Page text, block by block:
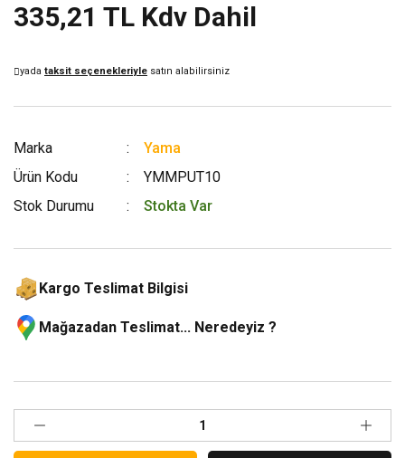
335,21 TL Kdv Dahil
yada taksit seçenekleriyle satın alabilirsiniz
Marka
Yama
Ürün Kodu
YMMPUT10
Stok Durumu
Stokta Var
Kargo Teslimat Bilgisi
Mağazadan Teslimat... Neredeyiz ?